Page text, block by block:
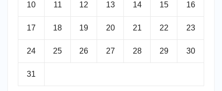
10 11 12 13 14 15 16
17 18 19 20 21 22 23
24 25 26 27 28 29 30
31